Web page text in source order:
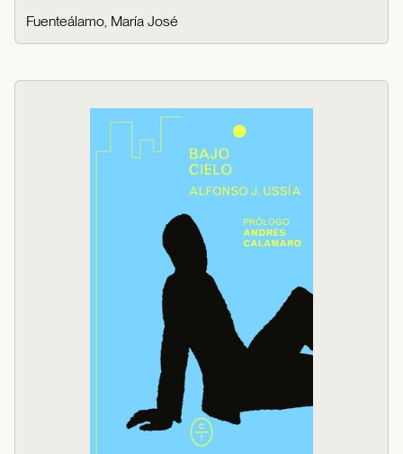
Fuenteálamo, María José